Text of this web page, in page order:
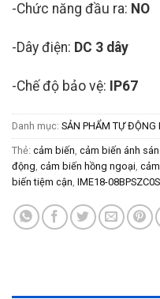
-Chức năng đầu ra: NO
-Dây điện: DC 3 dây
-Chế độ bảo vệ: IP67
Danh mục: SẢN PHẨM TỰ ĐỘNG
Thẻ: cảm biến cảm biến ánh
động cảm biến hồng ngoại
biến tiệm cận IME18-08BPSZC0S